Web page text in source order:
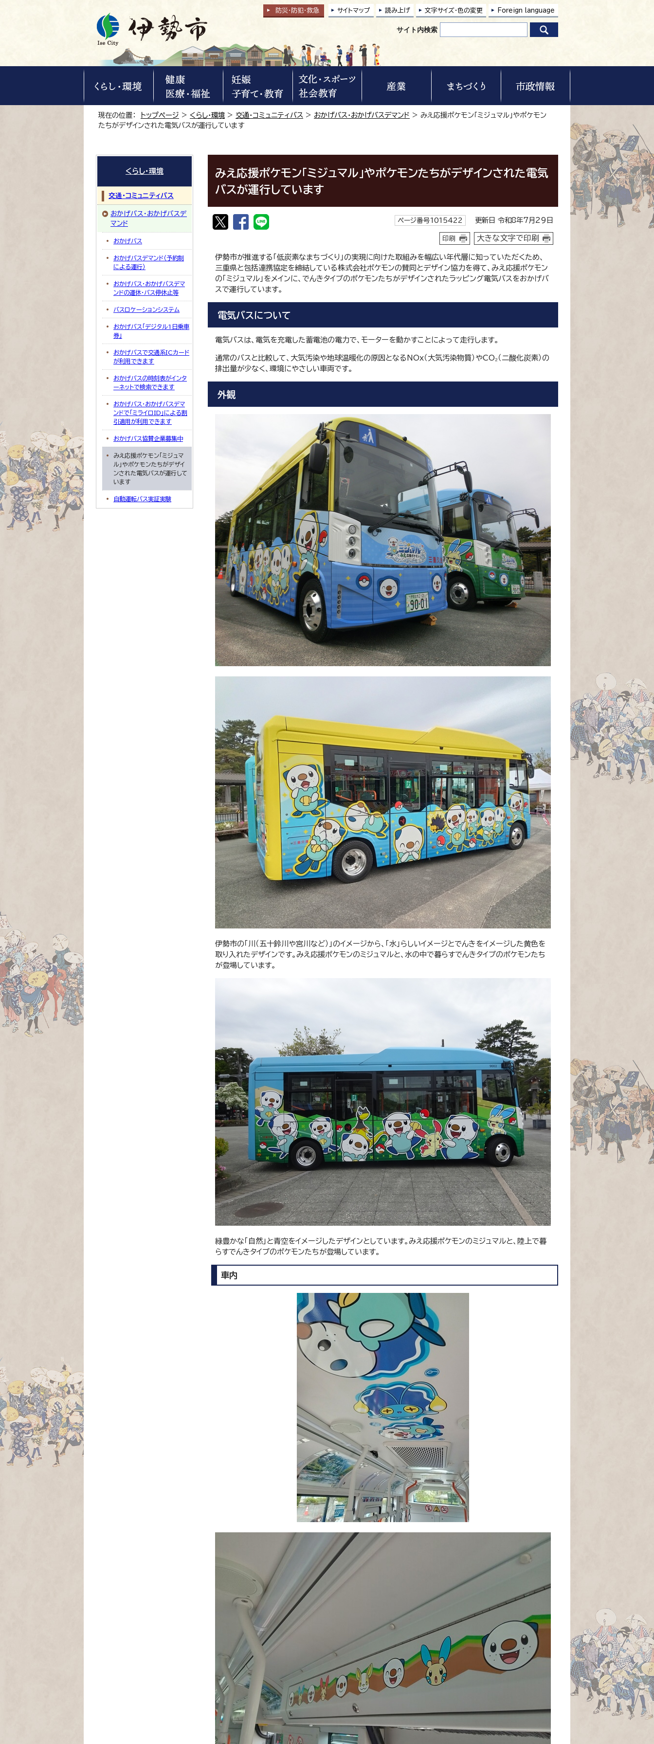
防災・防犯・救急 サイトマップ 読み上げ 文字サイズ・色の変更 Foreign language
サイト内検索
現在の位置： トップページ > くらし・環境 > 交通・コミュニティバス > おかげバス・おかげバスデマンド > みえ応援ポケモン「ミジュマル」やポケモン
たちがデザインされた電気バスが運行しています
みえ応援ポケモン「ミジュマル」やポケモンたちがデザインされた電気
バスが運行しています
ページ番号1015422 更新日 令和8年7月29日
印刷 大きな文字で印刷
伊勢市が推進する「低炭素なまちづくり」の実現に向けた取組みを幅広い年代層に知っていただくため、
三重県と包括連携協定を締結している株式会社ポケモンの賛同とデザイン協力を得て、みえ応援ポケモン
の「ミジュマル」をメインに、でんきタイプのポケモンたちがデザインされたラッピング電気バスをおかげバ
スで運行しています。
電気バスについて
電気バスは、電気を充電した蓄電池の電力で、モーターを動かすことによって走行します。
通常のバスと比較して、大気汚染や地球温暖化の原因となるNOx（大気汚染物質）やCO₂（二酸化炭素）の
排出量が少なく、環境にやさしい車両です。
外観
伊勢市の「川（五十鈴川や宮川など）」のイメージから、「水」らしいイメージとでんきをイメージした黄色を
取り入れたデザインです。みえ応援ポケモンのミジュマルと、水の中で暮らすでんきタイプのポケモンたち
が登場しています。
緑豊かな「自然」と青空をイメージしたデザインとしています。みえ応援ポケモンのミジュマルと、陸上で暮
らすでんきタイプのポケモンたちが登場しています。
車内
くらし・環境
交通・コミュニティバス
おかげバス・おかげバスデ
マンド
おかげバス
おかげバスデマンド（予約制
による運行）
おかげバス・おかげバスデマ
ンドの運休・バス停休止等
バスロケーションシステム
おかげバス「デジタル1日乗車
券」
おかげバスで交通系ICカード
が利用できます
おかげバスの時刻表がインタ
ーネットで検索できます
おかげバス・おかげバスデマ
ンドで「ミライロID」による割
引適用が利用できます
おかげバス協賛企業募集中
みえ応援ポケモン「ミジュマ
ル」やポケモンたちがデザイ
ンされた電気バスが運行して
います
自動運転バス実証実験